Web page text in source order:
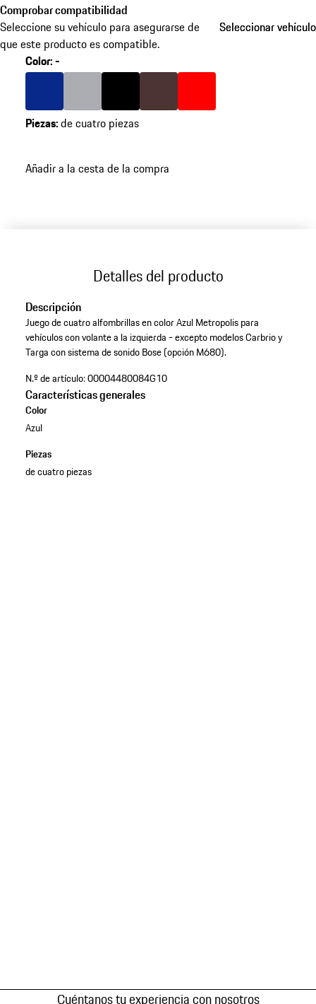
Comprobar compatibilidad
Seleccione su vehículo para asegurarse de
que este producto es compatible.
Seleccionar vehículo
Seleccionar vehículo
Color:-
Color
AzulColor GrisColor Negro
Color Marrón
Color Rojo Boxster
Piezas:de cuatro piezas
Añadir a la cesta de la compra
Detalles del producto
Descripción
Juego de cuatro alfombrillas en color Azul Metropolis para
vehículos con volante a la izquierda - excepto modelos Carbrio y
Targa con sistema de sonido Bose (opción M680).
N.º de artículo:00004480084G10
Características generales
Color
Azul
Piezas
de cuatro piezas
Cuéntanos tu experiencia con nosotros